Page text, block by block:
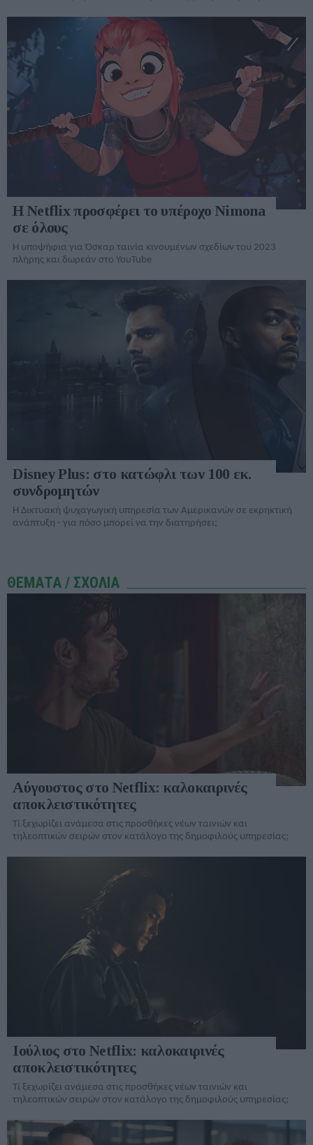
Η Netflix προσφέρει το υπέροχο Nimona
σε όλους
Η υποψήφια για Όσκαρ ταινία κινουμένων σχεδίων του 2023
πλήρης και δωρεάν στο YouTube
Disney Plus: στο κατώφλι των 100 εκ.
συνδρομητών
Η Δικτυακή ψυχαγωγική υπηρεσία των Αμερικανών σε εκρηκτική
ανάπτυξη - για πόσο μπορεί να την διατηρήσει;
ΘΕΜΑΤΑ / ΣΧΟΛΙΑ
Αύγουστος στο Netflix: καλοκαιρινές
αποκλειστικότητες
Τί ξεχωρίζει ανάμεσα στις προσθήκες νέων ταινιών και
τηλεοπτικών σειρών στον κατάλογo της δημοφιλούς υπηρεσίας;
Ιούλιος στο Netflix: καλοκαιρινές
αποκλειστικότητες
Τί ξεχωρίζει ανάμεσα στις προσθήκες νέων ταινιών και
τηλεοπτικών σειρών στον κατάλογo της δημοφιλούς υπηρεσίας;